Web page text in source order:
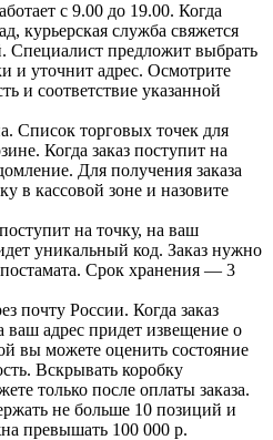
с 9.00 до 19.00. Когда
курьерская служба свяжется
Специалист предложит выбрать
и уточнит адрес. Осмотрите
и соответствие указанной
Список торговых точек для
Когда заказ поступит на
Для получения заказа
в кассовой зоне и назовите
на точку, на ваш
уникальный код. Заказ нужно
Срок хранения — 3
почту России. Когда заказ
ваш адрес придет извещение о
вы можете оценить состояние
Вскрывать коробку
только после оплаты заказа.
не больше 10 позиций и
превышать 100 000 р.